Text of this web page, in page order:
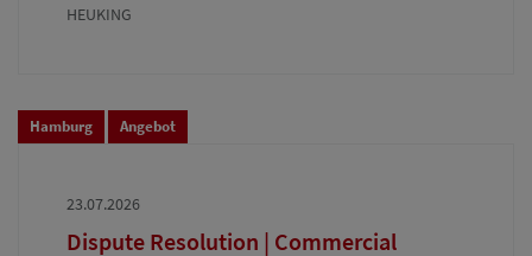
HEUKING
Hamburg Angebot
23.07.2026
Dispute Resolution | Commercial